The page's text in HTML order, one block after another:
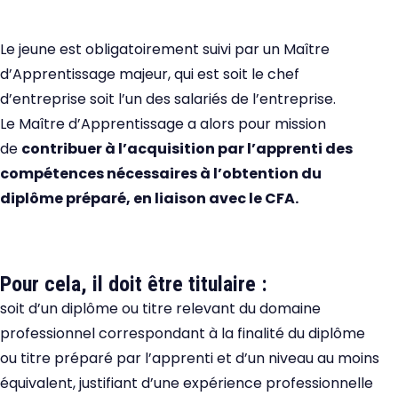
Le jeune est obligatoirement suivi par un Maître
d’Apprentissage majeur, qui est soit le chef
d’entreprise soit l’un des salariés de l’entreprise.
Le Maître d’Apprentissage a alors pour mission
de contribuer à l’acquisition par l’apprenti des
compétences nécessaires à l’obtention du
diplôme préparé, en liaison avec le CFA.
Pour cela, il doit être titulaire :
soit d’un diplôme ou titre relevant du domaine
professionnel correspondant à la finalité du diplôme
ou titre préparé par l’apprenti et d’un niveau au moins
équivalent, justifiant d’une expérience professionnelle